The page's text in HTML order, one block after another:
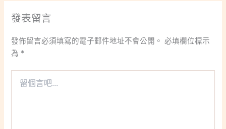
發表留言
發佈留言必須填寫的電子郵件地址不會公開。 必填欄位標示
為 *